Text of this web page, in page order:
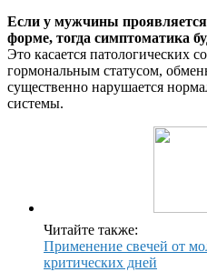
Если у мужчины
форме, тогда симптоматика
Это касается патологических
гормональным статусом,
существенно нарушается
системы.
Читайте также:
Применение свечей от
критических дней